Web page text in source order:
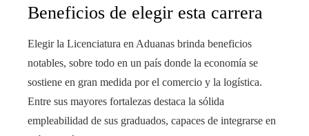
Beneficios de elegir esta carrera
Elegir la Licenciatura en Aduanas brinda beneficios
notables, sobre todo en un país donde la economía se
sostiene en gran medida por el comercio y la logística.
Entre sus mayores fortalezas destaca la sólida
empleabilidad de sus graduados, capaces de integrarse en